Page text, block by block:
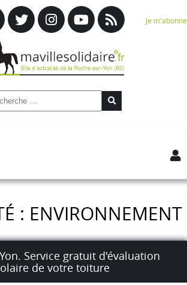
Je m'abonne
: ENVIRONNEMENT
Service gratuit d'évaluation
de votre toiture